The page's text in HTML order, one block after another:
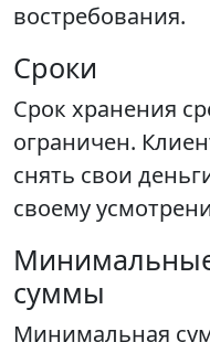
востребования.
Сроки
Срок хранения
ограничен.
снять свои
своему
суммы
Минимальная